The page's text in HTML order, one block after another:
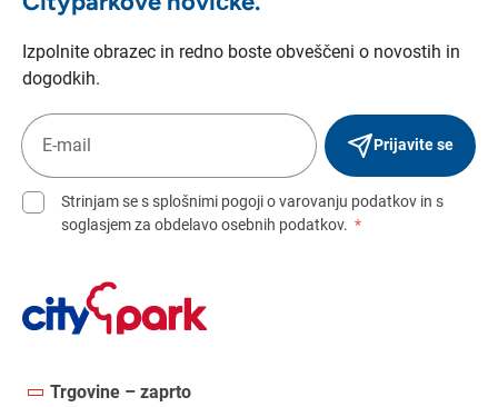
Izpolnite obrazec in redno boste obveščeni o novostih in
dogodkih.
Prijavite se
Strinjam se s splošnimi pogoji o varovanju podatkov in s
soglasjem za obdelavo osebnih podatkov. *
Trgovine – zaprto